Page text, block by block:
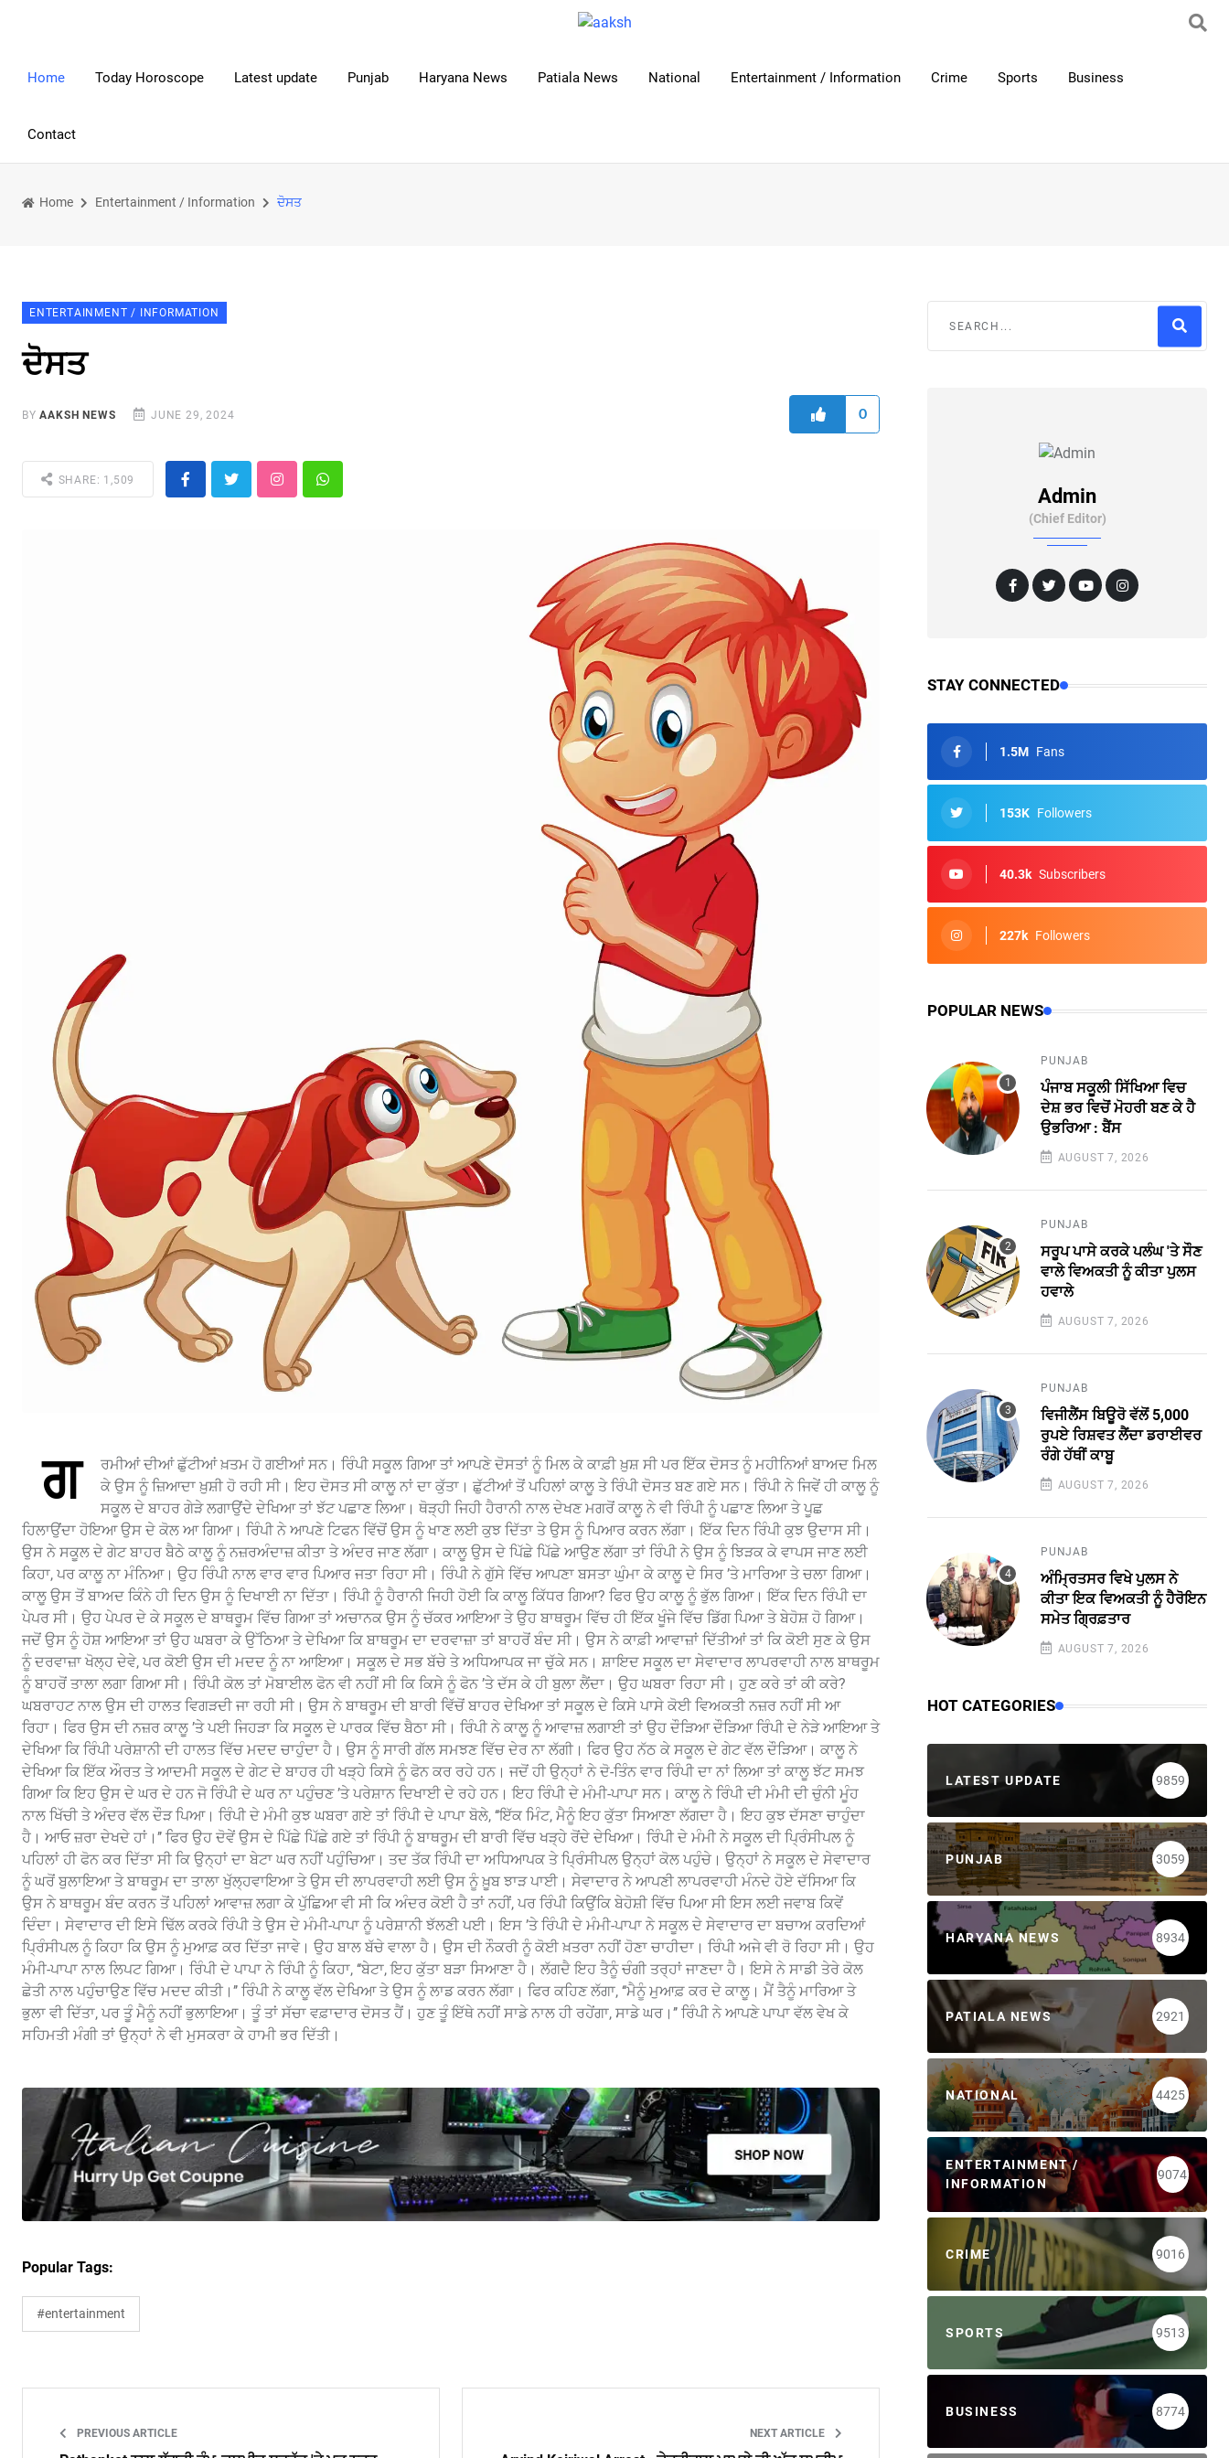
Home Today Horoscope Latest update Punjab Haryana News Patiala News National Entertainment / Information Crime Sports Business
Contact
Home Entertainment / Information ਦੋਸਤ
ENTERTAINMENT / INFORMATION
ਦੋਸਤ
BYAAKSH NEWS JUNE 29, 2024 0
SHARE: 1,509
ਗ
ਰਮੀਆਂ ਦੀਆਂ ਛੁੱਟੀਆਂ ਖ਼ਤਮ ਹੋ ਗਈਆਂ ਸਨ। ਰਿੰਪੀ ਸਕੂਲ ਗਿਆ ਤਾਂ ਆਪਣੇ ਦੋਸਤਾਂ ਨੂੰ ਮਿਲ ਕੇ ਕਾਫ਼ੀ ਖ਼ੁਸ਼ ਸੀ ਪਰ ਇੱਕ ਦੋਸਤ ਨੂੰ ਮਹੀਨਿਆਂ ਬਾਅਦ ਮਿਲ
ਕੇ ਉਸ ਨੂੰ ਜ਼ਿਆਦਾ ਖ਼ੁਸ਼ੀ ਹੋ ਰਹੀ ਸੀ। ਇਹ ਦੋਸਤ ਸੀ ਕਾਲੂ ਨਾਂ ਦਾ ਕੁੱਤਾ। ਛੁੱਟੀਆਂ ਤੋਂ ਪਹਿਲਾਂ ਕਾਲੂ ਤੇ ਰਿੰਪੀ ਦੋਸਤ ਬਣ ਗਏ ਸਨ। ਰਿੰਪੀ ਨੇ ਜਿਵੇਂ ਹੀ ਕਾਲੂ ਨੂੰ
ਸਕੂਲ ਦੇ ਬਾਹਰ ਗੇੜੇ ਲਗਾਉਂਦੇ ਦੇਖਿਆ ਤਾਂ ਝੱਟ ਪਛਾਣ ਲਿਆ। ਥੋੜ੍ਹੀ ਜਿਹੀ ਹੈਰਾਨੀ ਨਾਲ ਦੇਖਣ ਮਗਰੋਂ ਕਾਲੂ ਨੇ ਵੀ ਰਿੰਪੀ ਨੂੰ ਪਛਾਣ ਲਿਆ ਤੇ ਪੂਛ
ਹਿਲਾਉਂਦਾ ਹੋਇਆ ਉਸ ਦੇ ਕੋਲ ਆ ਗਿਆ। ਰਿੰਪੀ ਨੇ ਆਪਣੇ ਟਿਫਨ ਵਿੱਚੋਂ ਉਸ ਨੂੰ ਖਾਣ ਲਈ ਕੁਝ ਦਿੱਤਾ ਤੇ ਉਸ ਨੂੰ ਪਿਆਰ ਕਰਨ ਲੱਗਾ। ਇੱਕ ਦਿਨ ਰਿੰਪੀ ਕੁਝ ਉਦਾਸ ਸੀ।
ਉਸ ਨੇ ਸਕੂਲ ਦੇ ਗੇਟ ਬਾਹਰ ਬੈਠੇ ਕਾਲੂ ਨੂੰ ਨਜ਼ਰਅੰਦਾਜ਼ ਕੀਤਾ ਤੇ ਅੰਦਰ ਜਾਣ ਲੱਗਾ। ਕਾਲੂ ਉਸ ਦੇ ਪਿੱਛੇ ਪਿੱਛੇ ਆਉਣ ਲੱਗਾ ਤਾਂ ਰਿੰਪੀ ਨੇ ਉਸ ਨੂੰ ਝਿੜਕ ਕੇ ਵਾਪਸ ਜਾਣ ਲਈ
ਕਿਹਾ, ਪਰ ਕਾਲੂ ਨਾ ਮੰਨਿਆ। ਉਹ ਰਿੰਪੀ ਨਾਲ ਵਾਰ ਵਾਰ ਪਿਆਰ ਜਤਾ ਰਿਹਾ ਸੀ। ਰਿੰਪੀ ਨੇ ਗੁੱਸੇ ਵਿੱਚ ਆਪਣਾ ਬਸਤਾ ਘੁੰਮਾ ਕੇ ਕਾਲੂ ਦੇ ਸਿਰ ’ਤੇ ਮਾਰਿਆ ਤੇ ਚਲਾ ਗਿਆ।
ਕਾਲੂ ਉਸ ਤੋਂ ਬਾਅਦ ਕਿੰਨੇ ਹੀ ਦਿਨ ਉਸ ਨੂੰ ਦਿਖਾਈ ਨਾ ਦਿੱਤਾ। ਰਿੰਪੀ ਨੂੰ ਹੈਰਾਨੀ ਜਿਹੀ ਹੋਈ ਕਿ ਕਾਲੂ ਕਿੱਧਰ ਗਿਆ? ਫਿਰ ਉਹ ਕਾਲੂ ਨੂੰ ਭੁੱਲ ਗਿਆ। ਇੱਕ ਦਿਨ ਰਿੰਪੀ ਦਾ
ਪੇਪਰ ਸੀ। ਉਹ ਪੇਪਰ ਦੇ ਕੇ ਸਕੂਲ ਦੇ ਬਾਥਰੂਮ ਵਿੱਚ ਗਿਆ ਤਾਂ ਅਚਾਨਕ ਉਸ ਨੂੰ ਚੱਕਰ ਆਇਆ ਤੇ ਉਹ ਬਾਥਰੂਮ ਵਿੱਚ ਹੀ ਇੱਕ ਖੂੰਜੇ ਵਿੱਚ ਡਿੱਗ ਪਿਆ ਤੇ ਬੇਹੋਸ਼ ਹੋ ਗਿਆ।
ਜਦੋਂ ਉਸ ਨੂੰ ਹੋਸ਼ ਆਇਆ ਤਾਂ ਉਹ ਘਬਰਾ ਕੇ ਉੱਠਿਆ ਤੇ ਦੇਖਿਆ ਕਿ ਬਾਥਰੂਮ ਦਾ ਦਰਵਾਜ਼ਾ ਤਾਂ ਬਾਹਰੋਂ ਬੰਦ ਸੀ। ਉਸ ਨੇ ਕਾਫ਼ੀ ਆਵਾਜ਼ਾਂ ਦਿੱਤੀਆਂ ਤਾਂ ਕਿ ਕੋਈ ਸੁਣ ਕੇ ਉਸ
ਨੂੰ ਦਰਵਾਜ਼ਾ ਖੋਲ੍ਹ ਦੇਵੇ, ਪਰ ਕੋਈ ਉਸ ਦੀ ਮਦਦ ਨੂੰ ਨਾ ਆਇਆ। ਸਕੂਲ ਦੇ ਸਭ ਬੱਚੇ ਤੇ ਅਧਿਆਪਕ ਜਾ ਚੁੱਕੇ ਸਨ। ਸ਼ਾਇਦ ਸਕੂਲ ਦਾ ਸੇਵਾਦਾਰ ਲਾਪਰਵਾਹੀ ਨਾਲ ਬਾਥਰੂਮ
ਨੂੰ ਬਾਹਰੋਂ ਤਾਲਾ ਲਗਾ ਗਿਆ ਸੀ। ਰਿੰਪੀ ਕੋਲ ਤਾਂ ਮੋਬਾਈਲ ਫੋਨ ਵੀ ਨਹੀਂ ਸੀ ਕਿ ਕਿਸੇ ਨੂੰ ਫੋਨ ’ਤੇ ਦੱਸ ਕੇ ਹੀ ਬੁਲਾ ਲੈਂਦਾ। ਉਹ ਘਬਰਾ ਰਿਹਾ ਸੀ। ਹੁਣ ਕਰੇ ਤਾਂ ਕੀ ਕਰੇ?
ਘਬਰਾਹਟ ਨਾਲ ਉਸ ਦੀ ਹਾਲਤ ਵਿਗੜਦੀ ਜਾ ਰਹੀ ਸੀ। ਉਸ ਨੇ ਬਾਥਰੂਮ ਦੀ ਬਾਰੀ ਵਿੱਚੋਂ ਬਾਹਰ ਦੇਖਿਆ ਤਾਂ ਸਕੂਲ ਦੇ ਕਿਸੇ ਪਾਸੇ ਕੋਈ ਵਿਅਕਤੀ ਨਜ਼ਰ ਨਹੀਂ ਸੀ ਆ
ਰਿਹਾ। ਫਿਰ ਉਸ ਦੀ ਨਜ਼ਰ ਕਾਲੂ ’ਤੇ ਪਈ ਜਿਹੜਾ ਕਿ ਸਕੂਲ ਦੇ ਪਾਰਕ ਵਿੱਚ ਬੈਠਾ ਸੀ। ਰਿੰਪੀ ਨੇ ਕਾਲੂ ਨੂੰ ਆਵਾਜ਼ ਲਗਾਈ ਤਾਂ ਉਹ ਦੌੜਿਆ ਦੌੜਿਆ ਰਿੰਪੀ ਦੇ ਨੇੜੇ ਆਇਆ ਤੇ
ਦੇਖਿਆ ਕਿ ਰਿੰਪੀ ਪਰੇਸ਼ਾਨੀ ਦੀ ਹਾਲਤ ਵਿੱਚ ਮਦਦ ਚਾਹੁੰਦਾ ਹੈ। ਉਸ ਨੂੰ ਸਾਰੀ ਗੱਲ ਸਮਝਣ ਵਿੱਚ ਦੇਰ ਨਾ ਲੱਗੀ। ਫਿਰ ਉਹ ਨੱਠ ਕੇ ਸਕੂਲ ਦੇ ਗੇਟ ਵੱਲ ਦੌੜਿਆ। ਕਾਲੂ ਨੇ
ਦੇਖਿਆ ਕਿ ਇੱਕ ਔਰਤ ਤੇ ਆਦਮੀ ਸਕੂਲ ਦੇ ਗੇਟ ਦੇ ਬਾਹਰ ਹੀ ਖੜ੍ਹੇ ਕਿਸੇ ਨੂੰ ਫੋਨ ਕਰ ਰਹੇ ਹਨ। ਜਦੋਂ ਹੀ ਉਨ੍ਹਾਂ ਨੇ ਦੋ-ਤਿੰਨ ਵਾਰ ਰਿੰਪੀ ਦਾ ਨਾਂ ਲਿਆ ਤਾਂ ਕਾਲੂ ਝੱਟ ਸਮਝ
ਗਿਆ ਕਿ ਇਹ ਉਸ ਦੇ ਘਰ ਦੇ ਹਨ ਜੋ ਰਿੰਪੀ ਦੇ ਘਰ ਨਾ ਪਹੁੰਚਣ ’ਤੇ ਪਰੇਸ਼ਾਨ ਦਿਖਾਈ ਦੇ ਰਹੇ ਹਨ। ਇਹ ਰਿੰਪੀ ਦੇ ਮੰਮੀ-ਪਾਪਾ ਸਨ। ਕਾਲੂ ਨੇ ਰਿੰਪੀ ਦੀ ਮੰਮੀ ਦੀ ਚੁੰਨੀ ਮੂੰਹ
ਨਾਲ ਖਿੱਚੀ ਤੇ ਅੰਦਰ ਵੱਲ ਦੌੜ ਪਿਆ। ਰਿੰਪੀ ਦੇ ਮੰਮੀ ਕੁਝ ਘਬਰਾ ਗਏ ਤਾਂ ਰਿੰਪੀ ਦੇ ਪਾਪਾ ਬੋਲੇ, ‘‘ਇੱਕ ਮਿੰਟ, ਮੈਨੂੰ ਇਹ ਕੁੱਤਾ ਸਿਆਣਾ ਲੱਗਦਾ ਹੈ। ਇਹ ਕੁਝ ਦੱਸਣਾ ਚਾਹੁੰਦਾ
ਹੈ। ਆਓ ਜ਼ਰਾ ਦੇਖਦੇ ਹਾਂ।’’ ਫਿਰ ਉਹ ਦੋਵੇਂ ਉਸ ਦੇ ਪਿੱਛੇ ਪਿੱਛੇ ਗਏ ਤਾਂ ਰਿੰਪੀ ਨੂੰ ਬਾਥਰੂਮ ਦੀ ਬਾਰੀ ਵਿੱਚ ਖੜ੍ਹੇ ਰੋਂਦੇ ਦੇਖਿਆ। ਰਿੰਪੀ ਦੇ ਮੰਮੀ ਨੇ ਸਕੂਲ ਦੀ ਪ੍ਰਿੰਸੀਪਲ ਨੂੰ
ਪਹਿਲਾਂ ਹੀ ਫੋਨ ਕਰ ਦਿੱਤਾ ਸੀ ਕਿ ਉਨ੍ਹਾਂ ਦਾ ਬੇਟਾ ਘਰ ਨਹੀਂ ਪਹੁੰਚਿਆ। ਤਦ ਤੱਕ ਰਿੰਪੀ ਦਾ ਅਧਿਆਪਕ ਤੇ ਪ੍ਰਿੰਸੀਪਲ ਉਨ੍ਹਾਂ ਕੋਲ ਪਹੁੰਚੇ। ਉਨ੍ਹਾਂ ਨੇ ਸਕੂਲ ਦੇ ਸੇਵਾਦਾਰ
ਨੂੰ ਘਰੋਂ ਬੁਲਾਇਆ ਤੇ ਬਾਥਰੂਮ ਦਾ ਤਾਲਾ ਖੁੱਲ੍ਹਵਾਇਆ ਤੇ ਉਸ ਦੀ ਲਾਪਰਵਾਹੀ ਲਈ ਉਸ ਨੂੰ ਖ਼ੂਬ ਝਾੜ ਪਾਈ। ਸੇਵਾਦਾਰ ਨੇ ਆਪਣੀ ਲਾਪਰਵਾਹੀ ਮੰਨਦੇ ਹੋਏ ਦੱਸਿਆ ਕਿ
ਉਸ ਨੇ ਬਾਥਰੂਮ ਬੰਦ ਕਰਨ ਤੋਂ ਪਹਿਲਾਂ ਆਵਾਜ਼ ਲਗਾ ਕੇ ਪੁੱਛਿਆ ਵੀ ਸੀ ਕਿ ਅੰਦਰ ਕੋਈ ਹੈ ਤਾਂ ਨਹੀਂ, ਪਰ ਰਿੰਪੀ ਕਿਉਂਕਿ ਬੇਹੋਸ਼ੀ ਵਿੱਚ ਪਿਆ ਸੀ ਇਸ ਲਈ ਜਵਾਬ ਕਿਵੇਂ
ਦਿੰਦਾ। ਸੇਵਾਦਾਰ ਦੀ ਇਸੇ ਢਿੱਲ ਕਰਕੇ ਰਿੰਪੀ ਤੇ ਉਸ ਦੇ ਮੰਮੀ-ਪਾਪਾ ਨੂੰ ਪਰੇਸ਼ਾਨੀ ਝੱਲਣੀ ਪਈ। ਇਸ ’ਤੇ ਰਿੰਪੀ ਦੇ ਮੰਮੀ-ਪਾਪਾ ਨੇ ਸਕੂਲ ਦੇ ਸੇਵਾਦਾਰ ਦਾ ਬਚਾਅ ਕਰਦਿਆਂ
ਪ੍ਰਿੰਸੀਪਲ ਨੂੰ ਕਿਹਾ ਕਿ ਉਸ ਨੂੰ ਮੁਆਫ਼ ਕਰ ਦਿੱਤਾ ਜਾਵੇ। ਉਹ ਬਾਲ ਬੱਚੇ ਵਾਲਾ ਹੈ। ਉਸ ਦੀ ਨੌਕਰੀ ਨੂੰ ਕੋਈ ਖ਼ਤਰਾ ਨਹੀਂ ਹੋਣਾ ਚਾਹੀਦਾ। ਰਿੰਪੀ ਅਜੇ ਵੀ ਰੋ ਰਿਹਾ ਸੀ। ਉਹ
ਮੰਮੀ-ਪਾਪਾ ਨਾਲ ਲਿਪਟ ਗਿਆ। ਰਿੰਪੀ ਦੇ ਪਾਪਾ ਨੇ ਰਿੰਪੀ ਨੂੰ ਕਿਹਾ, ‘‘ਬੇਟਾ, ਇਹ ਕੁੱਤਾ ਬੜਾ ਸਿਆਣਾ ਹੈ। ਲੱਗਦੈ ਇਹ ਤੈਨੂੰ ਚੰਗੀ ਤਰ੍ਹਾਂ ਜਾਣਦਾ ਹੈ। ਇਸੇ ਨੇ ਸਾਡੀ ਤੇਰੇ ਕੋਲ
ਛੇਤੀ ਨਾਲ ਪਹੁੰਚਾਉਣ ਵਿੱਚ ਮਦਦ ਕੀਤੀ।’’ ਰਿੰਪੀ ਨੇ ਕਾਲੂ ਵੱਲ ਦੇਖਿਆ ਤੇ ਉਸ ਨੂੰ ਲਾਡ ਕਰਨ ਲੱਗਾ। ਫਿਰ ਕਹਿਣ ਲੱਗਾ, ‘‘ਮੈਨੂੰ ਮੁਆਫ਼ ਕਰ ਦੇ ਕਾਲੂ। ਮੈਂ ਤੈਨੂੰ ਮਾਰਿਆ ਤੇ
ਭੁਲਾ ਵੀ ਦਿੱਤਾ, ਪਰ ਤੂੰ ਮੈਨੂੰ ਨਹੀਂ ਭੁਲਾਇਆ। ਤੂੰ ਤਾਂ ਸੱਚਾ ਵਫ਼ਾਦਾਰ ਦੋਸਤ ਹੈਂ। ਹੁਣ ਤੂੰ ਇੱਥੇ ਨਹੀਂ ਸਾਡੇ ਨਾਲ ਹੀ ਰਹੇਂਗਾ, ਸਾਡੇ ਘਰ।’’ ਰਿੰਪੀ ਨੇ ਆਪਣੇ ਪਾਪਾ ਵੱਲ ਵੇਖ ਕੇ
ਸਹਿਮਤੀ ਮੰਗੀ ਤਾਂ ਉਨ੍ਹਾਂ ਨੇ ਵੀ ਮੁਸਕਰਾ ਕੇ ਹਾਮੀ ਭਰ ਦਿੱਤੀ।
Popular Tags:
#entertainment
PREVIOUS ARTICLE NEXT ARTICLE
Admin
(Chief Editor)
STAY CONNECTED
1.5M Fans
153K Followers
40.3k Subscribers
227k Followers
POPULAR NEWS
PUNJAB
ਪੰਜਾਬ ਸਕੂਲੀ ਸਿੱਖਿਆ ਵਿਚ
ਦੇਸ਼ ਭਰ ਵਿਚੋਂ ਮੋਹਰੀ ਬਣ ਕੇ ਹੈ
ਉਭਰਿਆ : ਬੈਂਸ
AUGUST 7, 2026
PUNJAB
ਸਰੂਪ ਪਾਸੇ ਕਰਕੇ ਪਲੰਘ 'ਤੇ ਸੌਣ
ਵਾਲੇ ਵਿਅਕਤੀ ਨੂੰ ਕੀਤਾ ਪੁਲਸ
ਹਵਾਲੇ
AUGUST 7, 2026
PUNJAB
ਵਿਜੀਲੈਂਸ ਬਿਊਰੋ ਵੱਲੋਂ 5,000
ਰੁਪਏ ਰਿਸ਼ਵਤ ਲੈਂਦਾ ਡਰਾਈਵਰ
ਰੰਗੇ ਹੱਥੀਂ ਕਾਬੂ
AUGUST 7, 2026
PUNJAB
ਅੰਮ੍ਰਿਤਸਰ ਵਿਖੇ ਪੁਲਸ ਨੇ
ਕੀਤਾ ਇਕ ਵਿਅਕਤੀ ਨੂੰ ਹੈਰੋਇਨ
ਸਮੇਤ ਗ੍ਰਿਫ਼ਤਾਰ
AUGUST 7, 2026
HOT CATEGORIES
LATEST UPDATE 9859
PUNJAB 3059
HARYANA NEWS 8934
PATIALA NEWS 2921
NATIONAL 4425
ENTERTAINMENT /
INFORMATION
9074
CRIME 9016
SPORTS 9513
BUSINESS 8774